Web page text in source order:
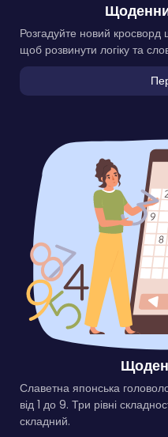
Розгадуйте новий кросворд
щоб розвинути логіку та
Славетна японська
від 1 до 9. Три рівні
складний.